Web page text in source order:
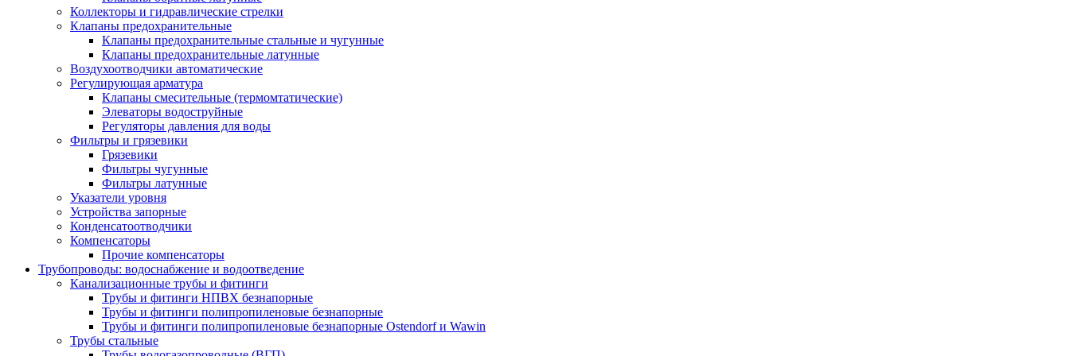
Коллекторы и гидравлические стрелки
Клапаны предохранительные
Клапаны предохранительные стальные и чугунные
Клапаны предохранительные латунные
Воздухоотводчики автоматические
Регулирующая арматура
Клапаны смесительные (термомтатические)
Элеваторы водоструйные
Регуляторы давления для воды
Фильтры и грязевики
Грязевики
Фильтры чугунные
Фильтры латунные
Указатели уровня
Устройства запорные
Конденсатоотводчики
Компенсаторы
Прочие компенсаторы
Трубопроводы: водоснабжение и водоотведение
Канализационные трубы и фитинги
Трубы и фитинги НПВХ безнапорные
Трубы и фитинги полипропиленовые безнапорные
Трубы и фитинги полипропиленовые безнапорные Ostendorf и Wawin
Трубы стальные